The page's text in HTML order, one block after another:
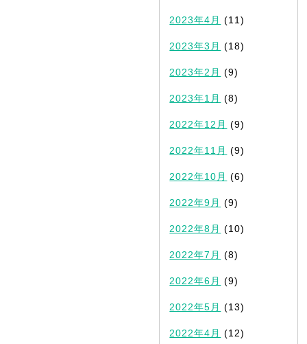
2023年4月 (11)
2023年3月 (18)
2023年2月 (9)
2023年1月 (8)
2022年12月 (9)
2022年11月 (9)
2022年10月 (6)
2022年9月 (9)
2022年8月 (10)
2022年7月 (8)
2022年6月 (9)
2022年5月 (13)
2022年4月 (12)